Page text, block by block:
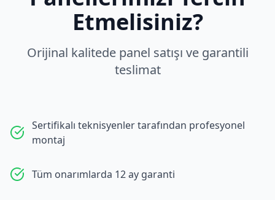
Etmelisiniz?
Orijinal kalitede panel satışı ve garantili
teslimat
Sertifikalı teknisyenler tarafından profesyonel
montaj
Tüm onarımlarda 12 ay garanti